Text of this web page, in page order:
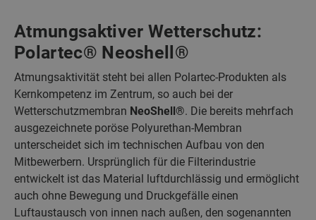
Atmungsaktiver Wetterschutz:
Polartec® Neoshell®
Atmungsaktivität steht bei allen Polartec-Produkten als
Kernkompetenz im Zentrum, so auch bei der
Wetterschutzmembran NeoShell®. Die bereits mehrfach
ausgezeichnete poröse Polyurethan-Membran
unterscheidet sich im technischen Aufbau von den
Mitbewerbern. Ursprünglich für die Filterindustrie
entwickelt ist das Material luftdurchlässig und ermöglicht
auch ohne Bewegung und Druckgefälle einen
Luftaustausch von innen nach außen, den sogenannten